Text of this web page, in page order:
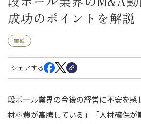
成功のポイントを解説
業種
シェアする
段ボール業界の今後の経営に不安を感
材料費が高騰している」「人材確保が